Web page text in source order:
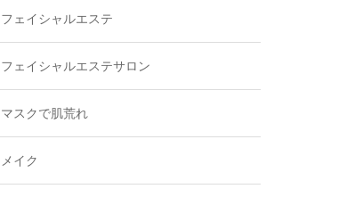
フェイシャルエステ
フェイシャルエステサロン
マスクで肌荒れ
メイク